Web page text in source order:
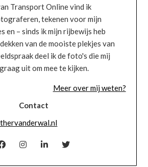
Transport Online vind ik
tekenen voor mijn
en – sinds ik mijn rijbewijs heb
van de mooiste plekjes van
deel ik de foto's die mij
uit om mee te kijken.
Meer over mij weten?
Contact